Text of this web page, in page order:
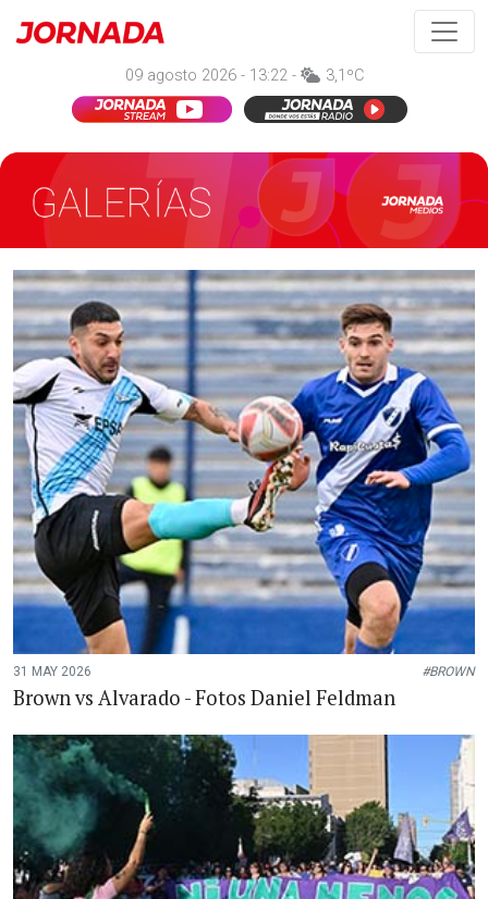
09 agosto 2026 - 13:22 - 3,1ºC
31 MAY 2026 #BROWN
Brown vs Alvarado - Fotos Daniel Feldman